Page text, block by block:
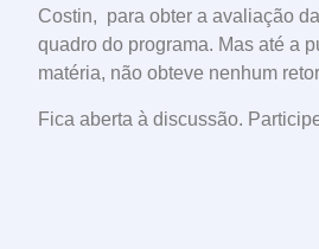
Costin, para obter a avaliação
quadro do programa. Mas até a
matéria, não obteve nenhum
Fica aberta à discussão.